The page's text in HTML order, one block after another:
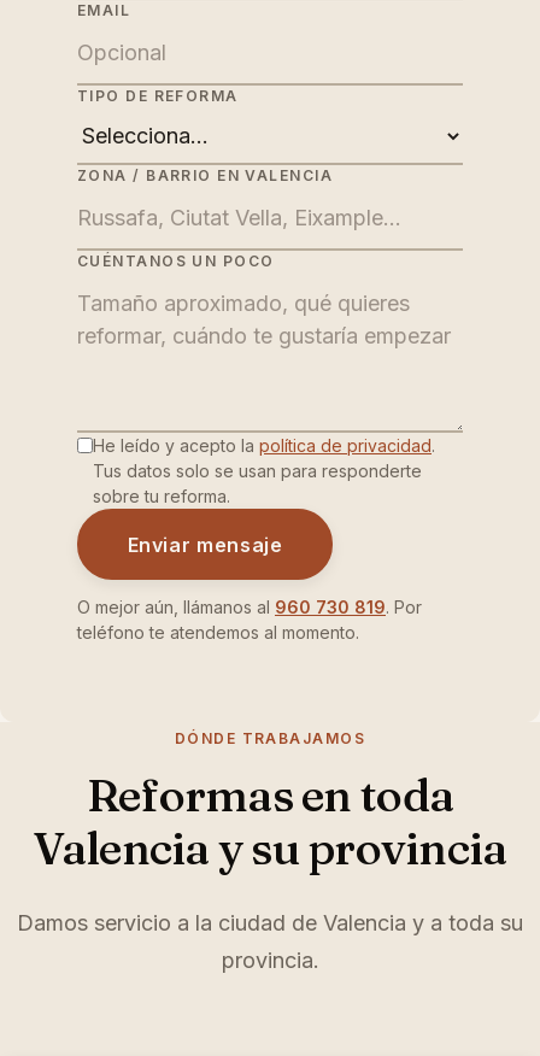
EMAIL
TIPO DE REFORMA
ZONA / BARRIO EN VALENCIA
CUÉNTANOS UN POCO
He leído y acepto la política de privacidad.
Tus datos solo se usan para responderte
sobre tu reforma.
Enviar mensaje
O mejor aún, llámanos al 960 730 819. Por
teléfono te atendemos al momento.
DÓNDE TRABAJAMOS
Reformas en toda
Valencia y su provincia
Damos servicio a la ciudad de Valencia y a toda su
provincia.